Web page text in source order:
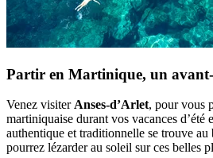
Partir en Martinique, un
Venez visiter Anses-d’Arlet, pour vous
martiniquaise durant vos vacances d’été
authentique et traditionnelle se trouve au
pourrez lézarder au soleil sur ces belles